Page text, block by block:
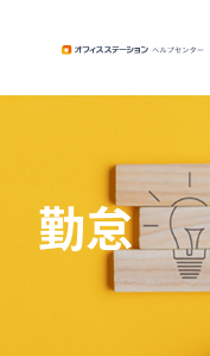
勤怠